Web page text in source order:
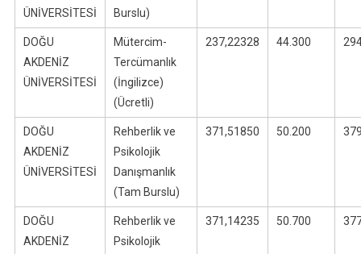
ÜNİVERSİTESİ
Burslu)
DOĞU
AKDENİZ
ÜNİVERSİTESİ
Mütercim-
Tercümanlık
(İngilizce)
(Ücretli)
237,22328 44.300
DOĞU
AKDENİZ
ÜNİVERSİTESİ
Rehberlik ve
Psikolojik
Danışmanlık
(Tam Burslu)
371,51850 50.200
DOĞU
AKDENİZ
Rehberlik ve
Psikolojik
371,14235 50.700